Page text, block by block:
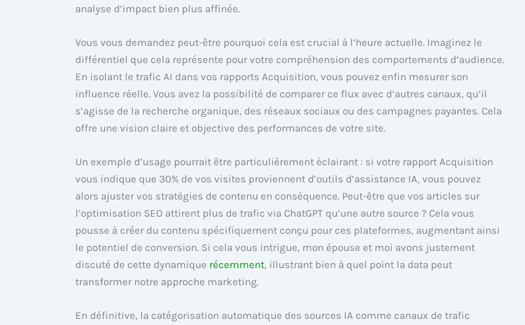
analyse d’impact bien plus affinée.
Vous vous demandez peut-être pourquoi cela est crucial à l’heure actuelle. Imaginez le
différentiel que cela représente pour votre compréhension des comportements d’audience.
En isolant le trafic AI dans vos rapports Acquisition, vous pouvez enfin mesurer son
influence réelle. Vous avez la possibilité de comparer ce flux avec d’autres canaux, qu’il
s’agisse de la recherche organique, des réseaux sociaux ou des campagnes payantes. Cela
offre une vision claire et objective des performances de votre site.
Un exemple d’usage pourrait être particulièrement éclairant : si votre rapport Acquisition
vous indique que 30% de vos visites proviennent d’outils d’assistance IA, vous pouvez
alors ajuster vos stratégies de contenu en conséquence. Peut-être que vos articles sur
l’optimisation SEO attirent plus de trafic via ChatGPT qu’une autre source ? Cela vous
pousse à créer du contenu spécifiquement conçu pour ces plateformes, augmentant ainsi
le potentiel de conversion. Si cela vous intrigue, mon épouse et moi avons justement
discuté de cette dynamique récemment, illustrant bien à quel point la data peut
transformer notre approche marketing.
En définitive, la catégorisation automatique des sources IA comme canaux de trafic